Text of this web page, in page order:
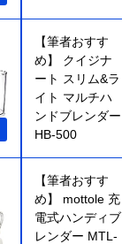
【筆者おすす
め】 クイジナ
ート スリム&ラ
イト マルチハ
ンドブレンダー
HB-500
【筆者おすす
め】 mottole 充
電式ハンディブ
レンダー MTL-